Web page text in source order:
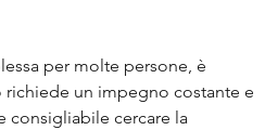
per molte persone, è
un impegno costante e
consigliabile cercare la